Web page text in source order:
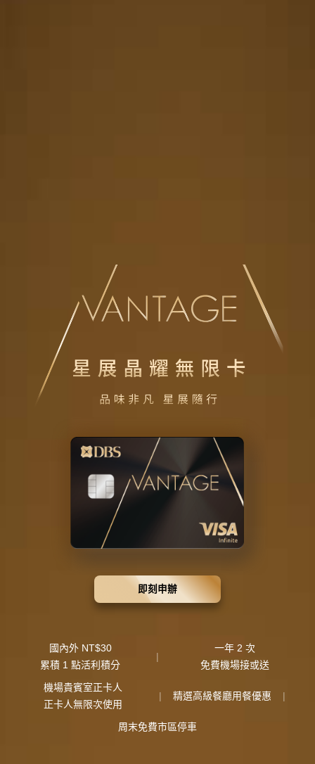
即刻申辦
國內外 NT$30
累積 1 點活利積分
|
一年 2 次
免費機場接或送
機場貴賓室正卡人
正卡人無限次使用
| 精選高級餐廳用餐優惠 |
周末免費市區停車